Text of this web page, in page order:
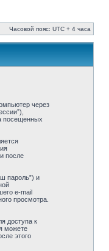
Часовой пояс: UTC + 4 часа
через
посещенных
после
пароль”) и
e-mail
просмотра.
доступа к
можете
этого